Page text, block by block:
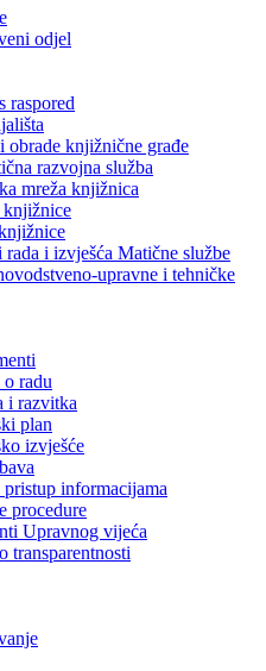
odjel
raspored
obrade knjižnične građe
razvojna služba
mreža knjižnica
knjižnice
rada i izvješća Matične službe
upravne i tehničke
radu
i razvitka
plan
izvješće
pristup informacijama
procedure
Upravnog vijeća
transparentnosti